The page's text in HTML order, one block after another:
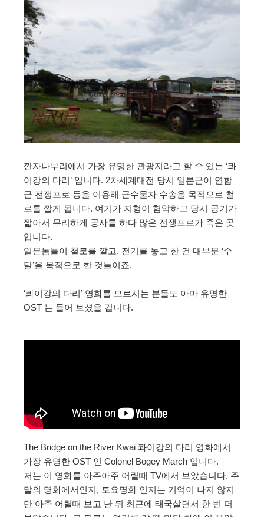
깐자나부리에서 가장 유명한 관광지라고 할 수 있는 ‘콰
이강의 다리’ 입니다. 2차세계대전 당시 일본군이 연합
군 전쟁포로 등을 이용해 군수물자 수송을 목적으로 철
로를 깔게 됩니다. 여기가 지형이 험악하고 당시 공기가
짧아서 무리하게 공사를 하다 많은 전쟁포로가 죽은 곳
입니다.
일본놈들이 철로를 깔고, 전기를 놓고 한 건 대부분 ‘수
탈’을 목적으로 한 것들이죠.
‘콰이강의 다리’ 영화를 모르시는 분들도 아마 유명한
OST 는 들어 보셨을 겁니다.
The Bridge on the River Kwai 콰이강의 다리 영화에서
가장 유명한 OST 인 Colonel Bogey March 입니다.
저는 이 영화를 아주아주 어릴때 TV에서 보았습니다. 주
말의 명화에서인지, 토요명화 인지는 기억이 나지 않지
만 아주 어릴때 보고 난 뒤 최근에 태국살면서 한 번 더